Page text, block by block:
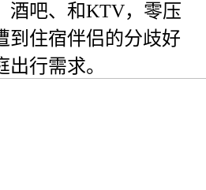
酒吧、和KTV，零压
到住宿伴侣的分歧好
行需求。